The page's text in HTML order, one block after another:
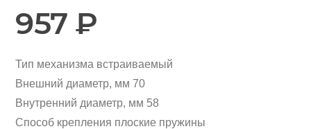
957 ₽
Тип механизма встраиваемый
Внешний диаметр, мм 70
Внутренний диаметр, мм 58
Способ крепления плоские пружины